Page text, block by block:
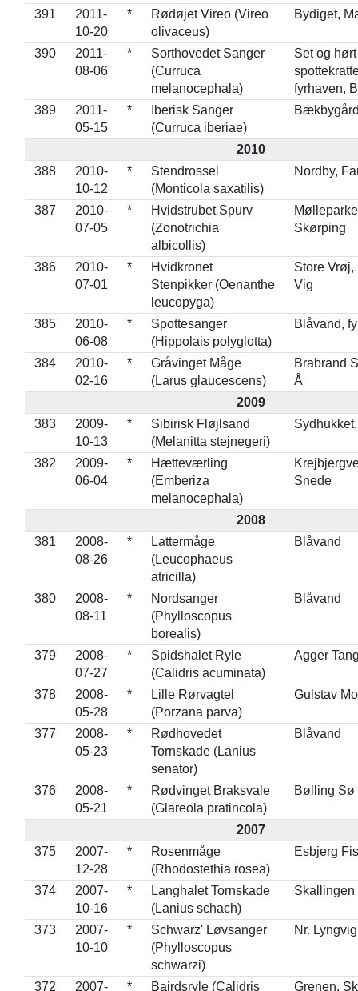
391
2011-
10-20
*
Rødøjet Vireo (Vireo
olivaceus)
Bydiget,
390
2011-
08-06
*
Sorthovedet Sanger
(Curruca
melanocephala)
Set og
fyrhaven,
389
2011-
05-15
*
Iberisk Sanger
(Curruca iberiae)
2010
388
2010-
10-12
*
Stendrossel
(Monticola saxatilis)
Nordby,
387
2010-
07-05
*
Hvidstrubet Spurv
(Zonotrichia
albicollis)
Skørping
386
2010-
07-01
*
Hvidkronet
Stenpikker (Oenanthe
leucopyga)
Store
Vig
385
2010-
06-08
*
Spottesanger
(Hippolais polyglotta)
Blåvand,
384
2010-
02-16
*
Gråvinget Måge
(Larus glaucescens)
Brabrand
Å
2009
383
2009-
10-13
*
Sibirisk Fløjlsand
(Melanitta stejnegeri)
382
2009-
06-04
*
Hætteværling
(Emberiza
melanocephala)
Snede
2008
381
2008-
08-26
*
Lattermåge
(Leucophaeus
atricilla)
Blåvand
380
2008-
08-11
*
Nordsanger
(Phylloscopus
borealis)
Blåvand
379
2008-
07-27
*
Spidshalet Ryle
(Calidris acuminata)
Agger
378
2008-
05-28
*
Lille Rørvagtel
(Porzana parva)
Gulstav
377
2008-
05-23
*
Rødhovedet
Tornskade (Lanius
senator)
Blåvand
376
2008-
05-21
*
Rødvinget Braksvale
(Glareola pratincola)
Bølling Sø
2007
375
2007-
12-28
*
Rosenmåge
(Rhodostethia rosea)
Esbjerg
374
2007-
10-16
*
Langhalet Tornskade
(Lanius schach)
Skallingen
373
2007-
10-10
*
Schwarz' Løvsanger
(Phylloscopus
schwarzi)
Nr.
372
2007-
*
Bairdsryle (Calidris
Grenen,